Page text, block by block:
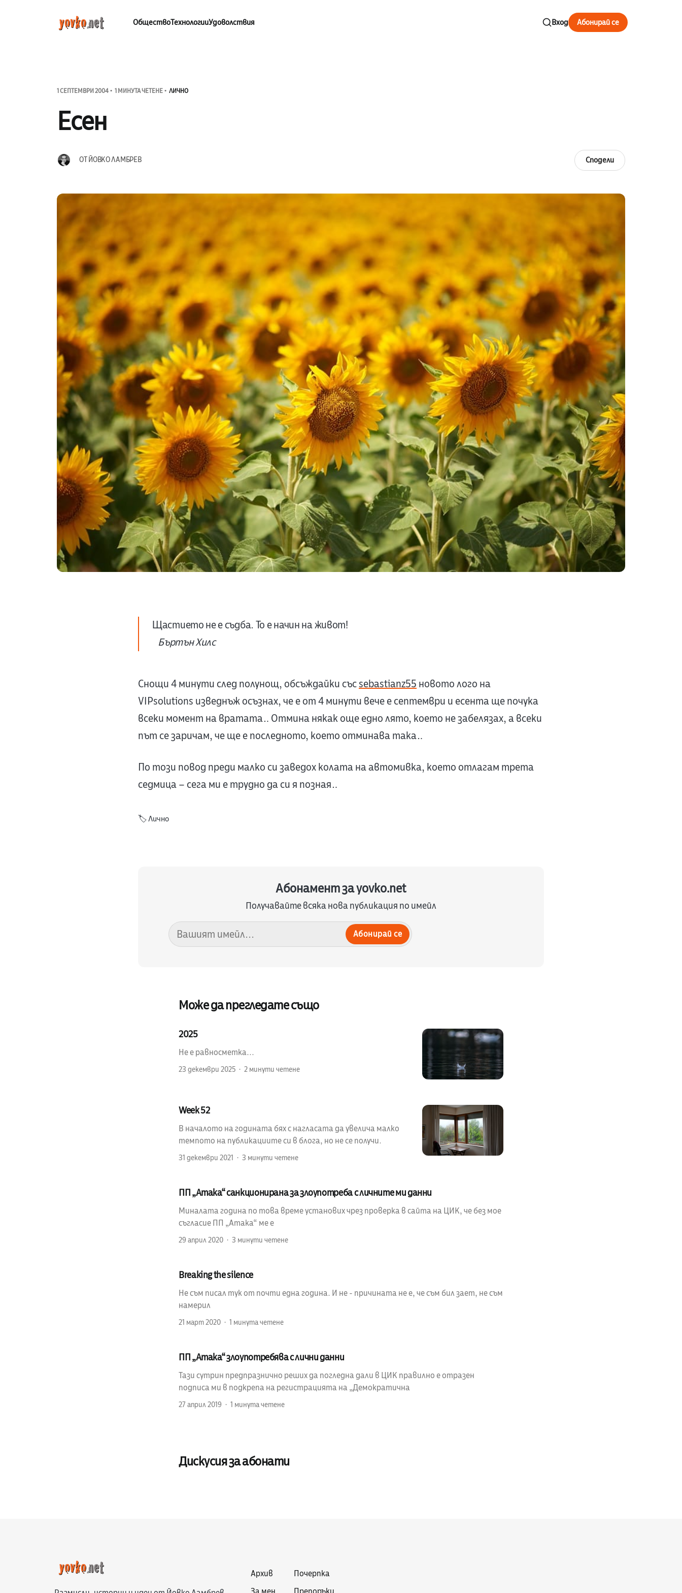
ОбществоТехнологииУдоволствия Вход Абонирай се
1 СЕПТЕМВРИ 2004 1 МИНУТА ЧЕТЕНЕ ЛИЧНО
Есен
ОТЙОВКО ЛАМБРЕВ Сподели
Щастието не е съдба. То е начин на живот!
Бъртън Хилс
Снощи 4 минути след полунощ, обсъждайки съсsebastianz55 новото лого на
VIPsolutions изведнъж осъзнах, че е от 4 минути вече е септември и есента ще почука
всеки момент на вратата… Отмина някак още едно лято, което не забелязах, а всеки
път се заричам, че ще е последното, което отминава така…
По този повод преди малко си заведох колата на автомивка, което отлагам трета
седмица – сега ми е трудно да си я позная…
🏷️Лично
Абонамент за yovko.net
Получавайте всяка нова публикация по имейл
Абонирай се
Може да прегледате също
2025
Не е равносметка...
23 декември 2025 2 минути четене
Week 52
В началото на годината бях с нагласата да увелича малко
темпото на публикациите си в блога, но не се получи.
31 декември 2021 3 минути четене
ПП „Атака“ санкционирана за злоупотреба с личните ми данни
Миналата година по това време установих чрез проверка в сайта на ЦИК, че без мое
съгласие ПП „Атака“ ме е
29 април 2020 3 минути четене
Breaking the silence
Не съм писал тук от почти една година. И не - причината не е, че съм бил зает, не съм
намерил
21 март 2020 1 минута четене
ПП „Атака“ злоупотребява с лични данни
Тази сутрин предпразнично реших да погледна дали в ЦИК правилно е отразен
подписа ми в подкрепа на регистрацията на „Демократична
27 април 2019 1 минута четене
Дискусия за абонати
Архив
Почерпка